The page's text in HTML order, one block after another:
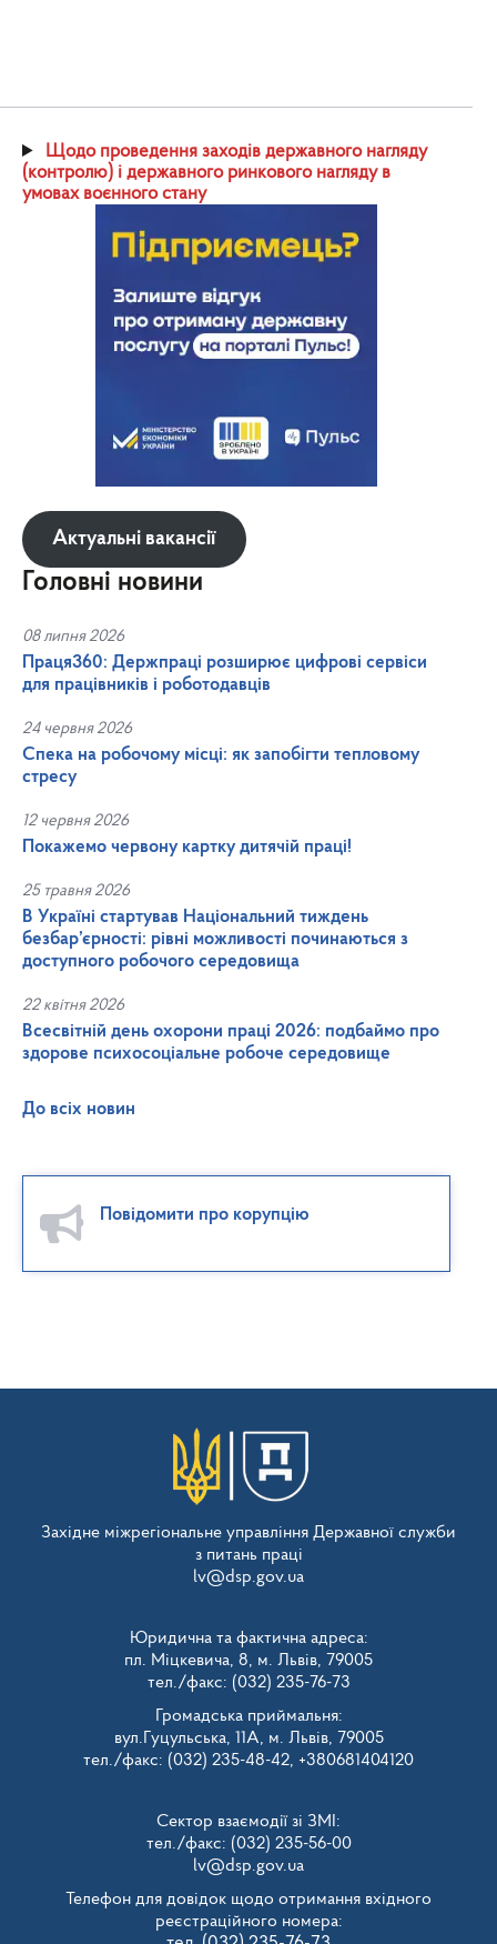
Щодо проведення заходів державного нагляду
(контролю) і державного ринкового нагляду в
умовах воєнного стану
Актуальні вакансії
Головні новини
08 липня 2026
Праця360: Держпраці розширює цифрові сервіси
для працівників і роботодавців
24 червня 2026
Спека на робочому місці: як запобігти тепловому
стресу
12 червня 2026
Покажемо червону картку дитячій праці!
25 травня 2026
В Україні стартував Національний тиждень
безбар’єрності: рівні можливості починаються з
доступного робочого середовища
22 квітня 2026
Всесвітній день охорони праці 2026: подбаймо про
здорове психосоціальне робоче середовище
До всіх новин
Повідомити про корупцію
Західне міжрегіональне управління Державної служби
з питань праці
lv@dsp.gov.ua
Юридична та фактична адреса:
пл. Міцкевича, 8, м. Львів, 79005
тел./факс: (032) 235-76-73
Громадська приймальня:
вул.Гуцульська, 11А, м. Львів, 79005
тел./факс: (032) 235-48-42, +380681404120
Сектор взаємодії зі ЗМІ:
тел./факс: (032) 235-56-00
lv@dsp.gov.ua
Телефон для довідок щодо отримання вхідного
реєстраційного номера: